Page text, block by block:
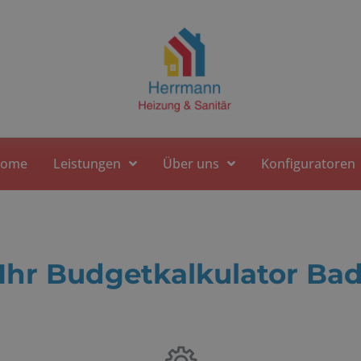
Leistungen Über uns Konfiguratoren
Budgetkalkulator